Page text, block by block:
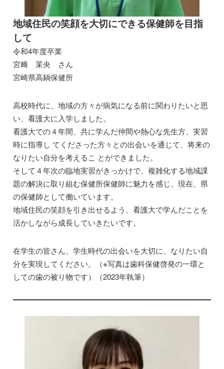
地域住民の笑顔を大切にできる保健師を目指
して
令和4年度卒業
宮﨑 茉央 さん
宮崎県高鍋保健所
高校時代に、地域の方々が病気になる前に関わりたいと思
い、看護大に入学しました。
看護大での４年間、共に学んだ仲間や熱心な先生方、実習
時に指導し てくださった方々との出会いを通じて、将来の
なりたい自分を考えるこ とができました。
そして４年次の臨地実習がきっかけで、複雑化する地域課
題の解決に取り組む保健所保健師に魅力を感じ、現在、県
の保健師として働いています。
地域住民の笑顔を引き出せるよう、看護大で学んだことを
活かしながら成長していきたいです。
在学生の皆さん、学生時代の出会いを大切に、なりたい自
分を実現してください。（※写真は歯科保健啓発の一環と
しての歯の被り物です）（2023年執筆）